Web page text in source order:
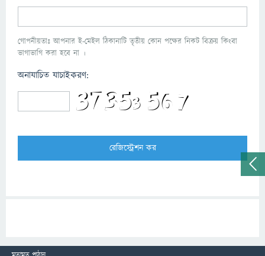
গোপনীয়তাঃ আপনার ই-মেইল ঠিকানাটি তৃতীয় কোন পক্ষের নিকট বিক্রয় কিংবা
ভাগাভাগি করা হবে না ।
অনাযাচিত যাচাইকরণ: